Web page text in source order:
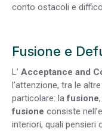
conto ostacoli e
Fusione e
L’ Acceptance and
l’attenzione, tra le
particolare: lafusione
fusione consiste
interiori, quali pensieri